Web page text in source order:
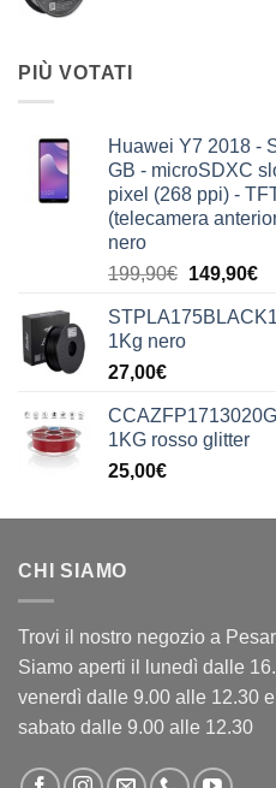
PIÙ VOTATI
Huawei Y7 2018 -
GB - microSDXC
pixel (268 ppi) -
(telecamera
nero
199,90€ Il
originale
149,90€Il
1Kg nero
27,00€
1KG rosso glitter
25,00€
CHI SIAMO
Trovi il nostro negozio a
Siamo aperti il lunedì dalle
venerdì dalle 9.00 alle 12.30
sabato dalle 9.00 alle 12.30